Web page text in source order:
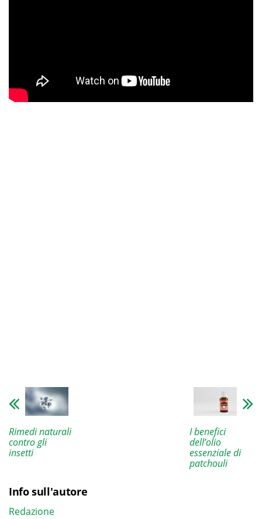
Rimedi naturali
contro gli
insetti
I benefici
dell’olio
essenziale di
patchouli
Info sull'autore
Redazione